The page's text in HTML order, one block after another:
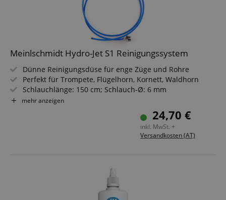
Meinlschmidt Hydro-Jet S1 Reinigungssystem
Dünne Reinigungsdüse für enge Züge und Rohre
Perfekt für Trompete, Flügelhorn, Kornett, Waldhorn
Schlauchlänge: 150 cm; Schlauch-Ø: 6 mm
Passt auf jeden handelsüblichen Brauseschlauch
Hohe Strahlkraft durch innovative Düsentechnologie
Flexibler Schlauch, um weit in das Instrument
mehr anzeigen
24,70 €
inkl. MwSt. +
Versandkosten (AT)